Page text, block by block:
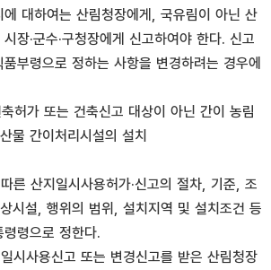
대하여는 산림청장에게, 국유림이 아닌 산
장·군수·구청장에게 신고하여야 한다. 신고
부령으로 정하는 사항을 변경하려는 경우에
축허가 또는 건축신고 대상이 아닌 간이 농림
물 간이처리시설의 설치
른 산지일시사용허가·신고의 절차, 기준, 조
시설, 행위의 범위, 설치지역 및 설치조건 등
령으로 정한다.
시사용신고 또는 변경신고를 받은 산림청장